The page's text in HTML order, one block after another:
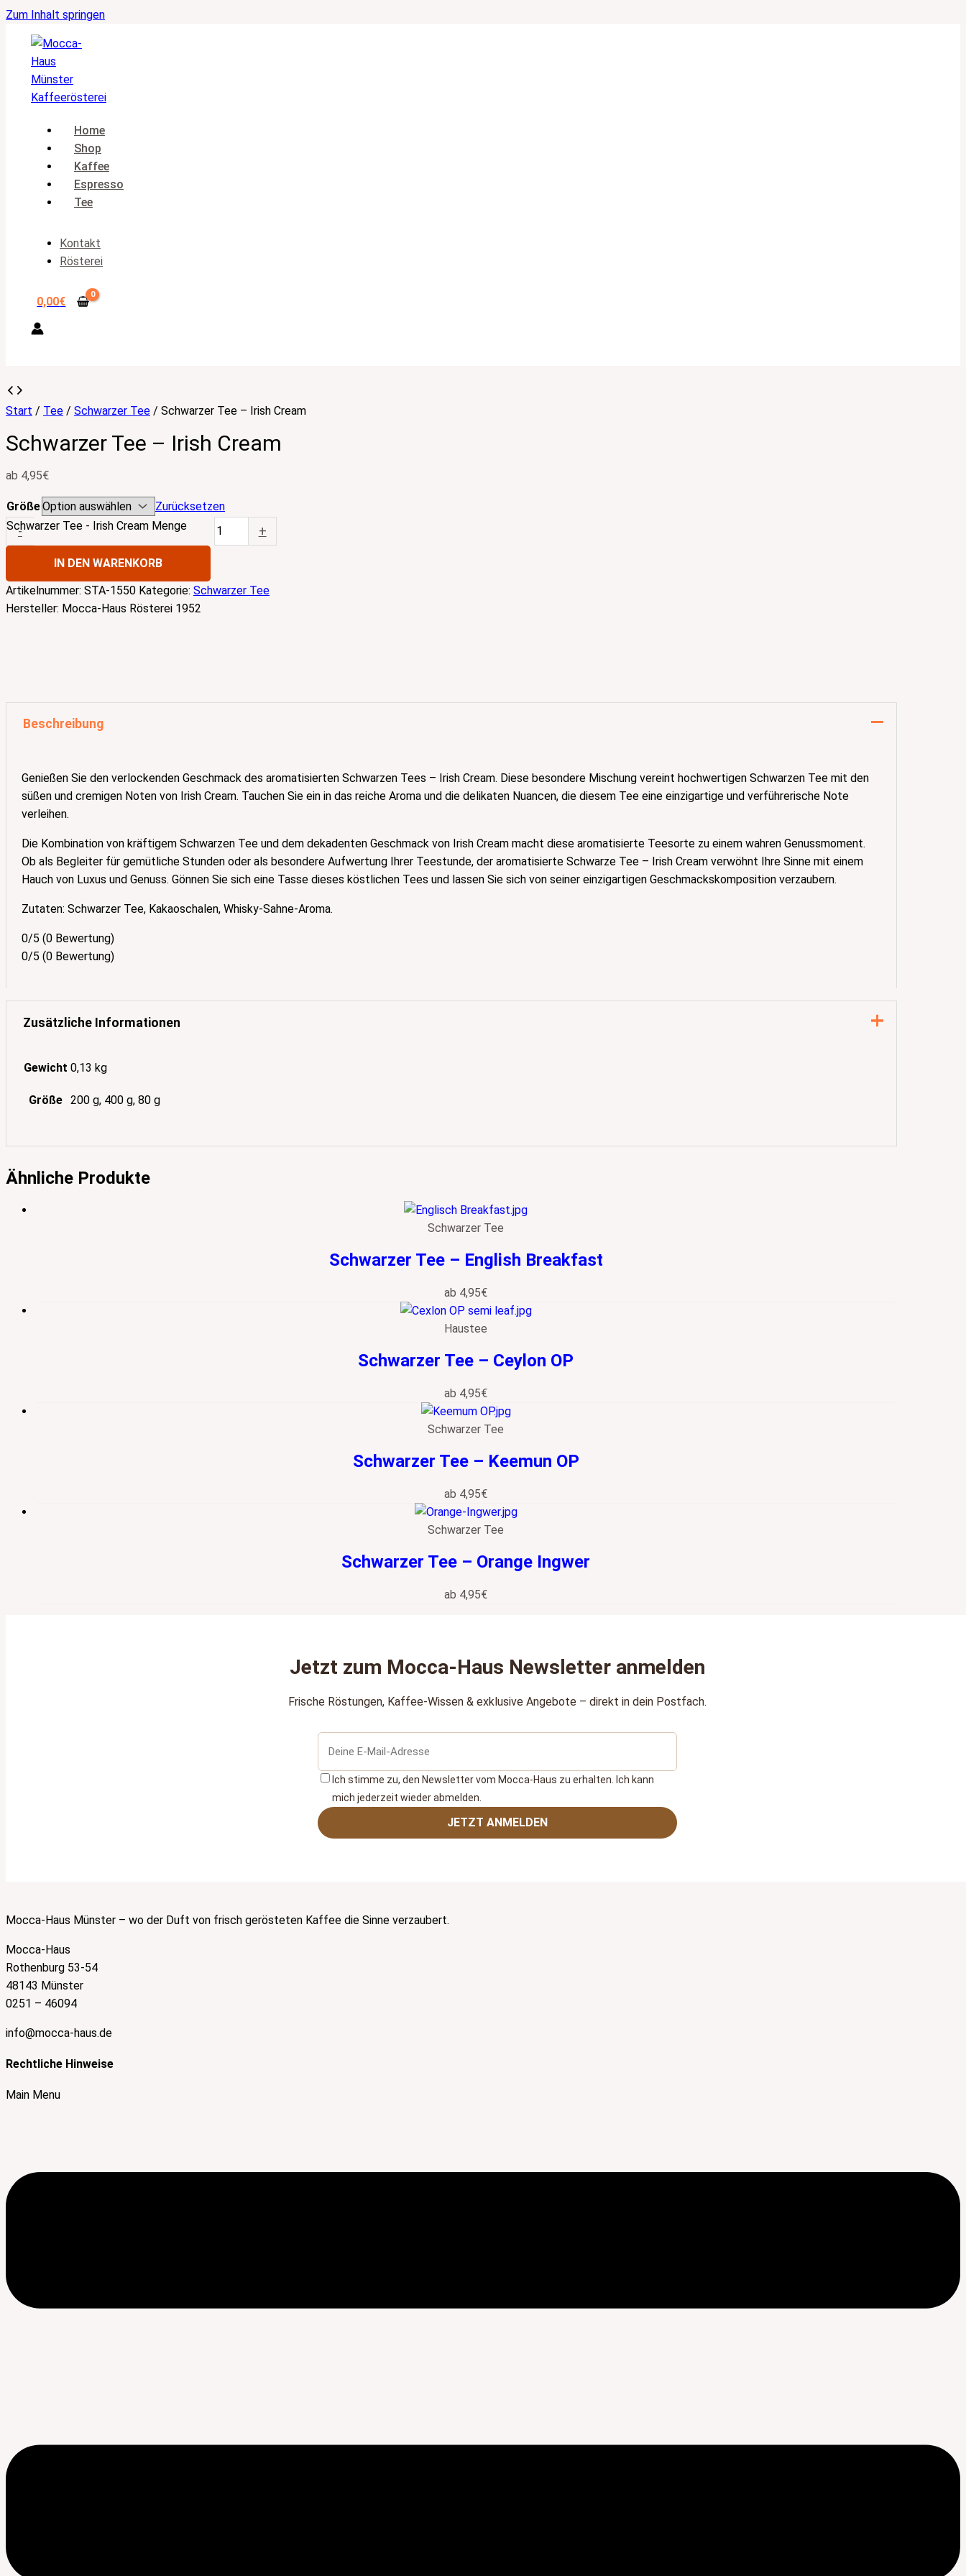
Zum Inhalt springen
Home
Shop
Kaffee
Espresso
Tee
Kontakt
Rösterei
0,00€
Start / Tee / Schwarzer Tee / Schwarzer Tee – Irish Cream
Schwarzer Tee – Irish Cream
ab 4,95€
Größe Zurücksetzen
-
Schwarzer Tee - Irish Cream Menge +
IN DEN WARENKORB
Artikelnummer: STA-1550 Kategorie: Schwarzer Tee
Hersteller: Mocca-Haus Rösterei 1952
Beschreibung
Genießen Sie den verlockenden Geschmack des aromatisierten Schwarzen Tees – Irish Cream. Diese besondere Mischung vereint hochwertigen Schwarzen Tee mit den
süßen und cremigen Noten von Irish Cream. Tauchen Sie ein in das reiche Aroma und die delikaten Nuancen, die diesem Tee eine einzigartige und verführerische Note
verleihen.
Die Kombination von kräftigem Schwarzen Tee und dem dekadenten Geschmack von Irish Cream macht diese aromatisierte Teesorte zu einem wahren Genussmoment.
Ob als Begleiter für gemütliche Stunden oder als besondere Aufwertung Ihrer Teestunde, der aromatisierte Schwarze Tee – Irish Cream verwöhnt Ihre Sinne mit einem
Hauch von Luxus und Genuss. Gönnen Sie sich eine Tasse dieses köstlichen Tees und lassen Sie sich von seiner einzigartigen Geschmackskomposition verzaubern.
Zutaten: Schwarzer Tee, Kakaoschalen, Whisky-Sahne-Aroma.
0/5 (0 Bewertung)
0/5 (0 Bewertung)
Zusätzliche Informationen
Gewicht 0,13 kg
Größe 200 g, 400 g, 80 g
Ähnliche Produkte
Schwarzer Tee
Schwarzer Tee – English Breakfast
ab 4,95€
Haustee
Schwarzer Tee – Ceylon OP
ab 4,95€
Schwarzer Tee
Schwarzer Tee – Keemun OP
ab 4,95€
Schwarzer Tee
Schwarzer Tee – Orange Ingwer
ab 4,95€
Jetzt zum Mocca‑Haus Newsletter anmelden
Frische Röstungen, Kaffee‑Wissen & exklusive Angebote – direkt in dein Postfach.
Ich stimme zu, den Newsletter vom Mocca‑Haus zu erhalten. Ich kann
mich jederzeit wieder abmelden.
JETZT ANMELDEN
Mocca-Haus Münster – wo der Duft von frisch gerösteten Kaffee die Sinne verzaubert.
Mocca-Haus
Rothenburg 53-54
48143 Münster
0251 – 46094
info@mocca-haus.de
Rechtliche Hinweise
Main Menu